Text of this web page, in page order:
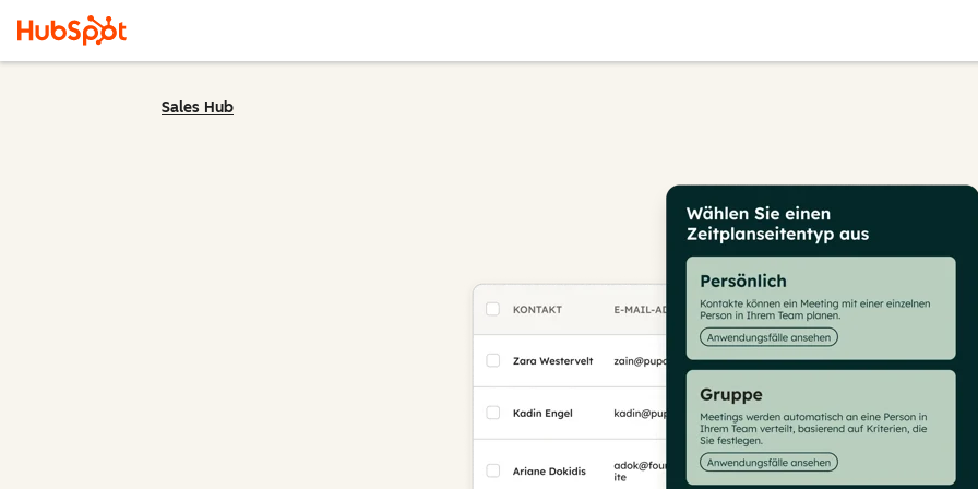
Sales Hub